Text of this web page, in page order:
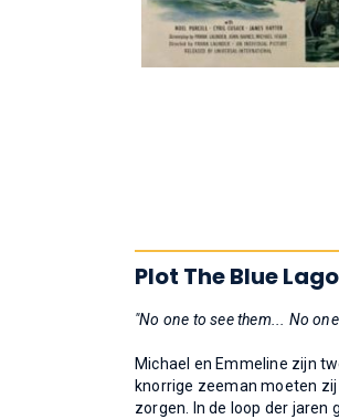
Plot The Blue
"No one to see them... No
Michael en Emmeline zijn
knorrige zeeman moeten
zorgen. In de loop der